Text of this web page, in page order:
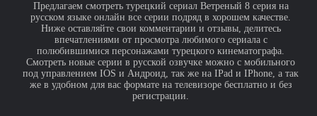
Предлагаем смотреть турецкий сериал Ветреный 8 серия на
русском языке онлайн все серии подряд в хорошем качестве.
Ниже оставляйте свои комментарии и отзывы, делитесь
впечатлениями от просмотра любимого сериала с
полюбившимися персонажами турецкого кинематографа.
Смотреть новые серии в русской озвучке можно с мобильного
под управлением IOS и Андроид, так же на IPad и IPhone, а так
же в удобном для вас формате на телевизоре бесплатно и без
регистрации.